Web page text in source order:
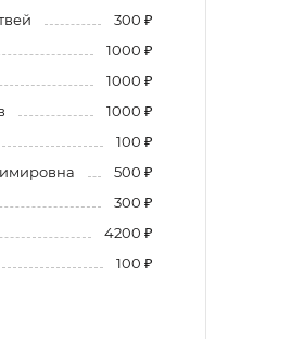
300 ₽
1000 ₽
1000 ₽
1000 ₽
100 ₽
500 ₽
300 ₽
4200 ₽
100 ₽